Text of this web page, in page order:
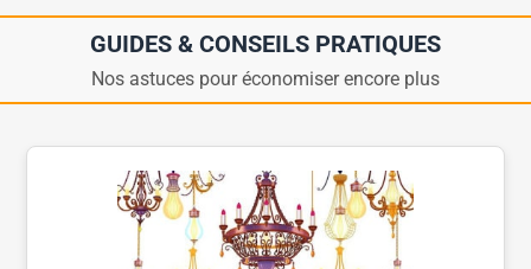
GUIDES & CONSEILS PRATIQUES
Nos astuces pour économiser encore plus